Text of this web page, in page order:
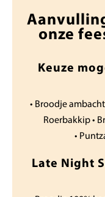
onze
Keuze
• Broodje
Roerbakkip •
•
Late Night